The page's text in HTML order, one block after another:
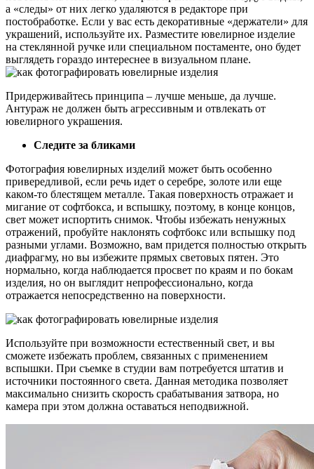
а «следы» от них легко удаляются в редакторе при
постобработке. Если у вас есть декоративные «держатели» для
украшений, используйте их. Разместите ювелирное изделие
на стеклянной ручке или специальном постаменте, оно будет
выглядеть гораздо интереснее в визуальном плане.
Придерживайтесь принципа – лучше меньше, да лучше.
Антураж не должен быть агрессивным и отвлекать от
ювелирного украшения.
Следите за бликами
Фотография ювелирных изделий может быть особенно
привередливой, если речь идет о серебре, золоте или еще
каком-то блестящем металле. Такая поверхность отражает и
мигание от софтбокса, и вспышку, поэтому, в конце концов,
свет может испортить снимок. Чтобы избежать ненужных
отражений, пробуйте наклонять софтбокс или вспышку под
разными углами. Возможно, вам придется полностью открыть
диафрагму, но вы избежите прямых световых пятен. Это
нормально, когда наблюдается просвет по краям и по бокам
изделия, но он выглядит непрофессионально, когда
отражается непосредственно на поверхности.
Используйте при возможности естественный свет, и вы
сможете избежать проблем, связанных с применением
вспышки. При съемке в студии вам потребуется штатив и
источники постоянного света. Данная методика позволяет
максимально снизить скорость срабатывания затвора, но
камера при этом должна оставаться неподвижной.